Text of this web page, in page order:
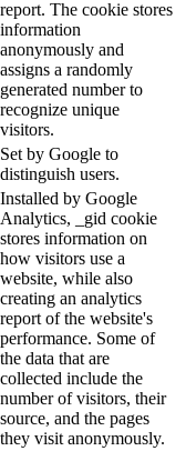
report. The cookie stores
information
anonymously and
assigns a randomly
generated number to
recognize unique
visitors.
Set by Google to
distinguish users.
Installed by Google
Analytics, _gid cookie
stores information on
how visitors use a
website, while also
creating an analytics
report of the website's
performance. Some of
the data that are
collected include the
number of visitors, their
source, and the pages
they visit anonymously.